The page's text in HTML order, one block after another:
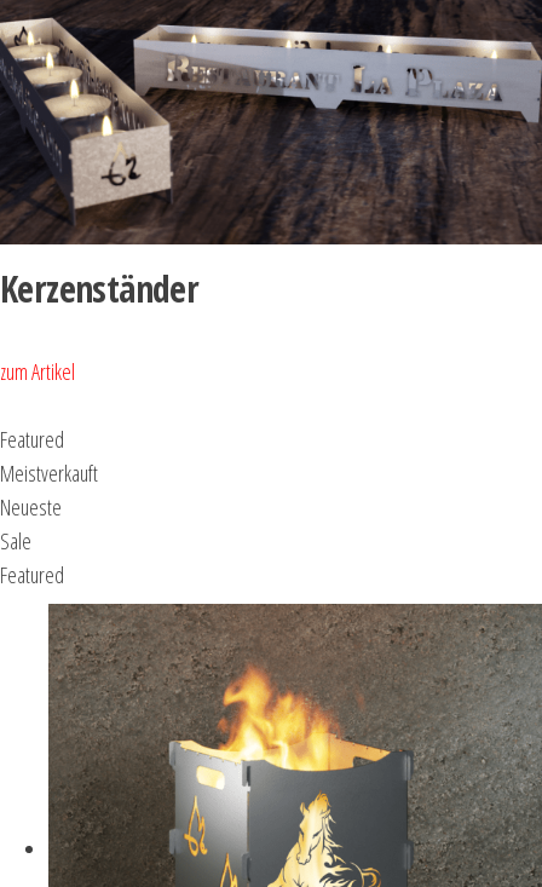
Kerzenständer
zum Artikel
Featured
Meistverkauft
Neueste
Sale
Featured